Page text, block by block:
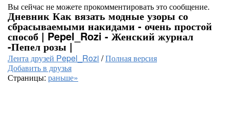
Вы сейчас не можете прокомментировать это сообщение.
Дневник Как вязать модные узоры со
сбрасываемыми накидами - очень простой
способ | Pepel_Rozi - Женский журнал
-Пепел розы |
Лента друзей Pepel_Rozi /Полная версия
Добавить в друзья
Страницы: раньше»